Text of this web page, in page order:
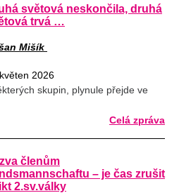
světová neskončila, druhá
trvá …
Mišík
2026
skupin, plynule přejde ve
Celá zpráva
členům
– je čas zrušit
2.sv.války